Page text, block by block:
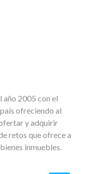
2005 con el
ofreciendo al
y adquirir
retos que ofrece a
inmuebles.